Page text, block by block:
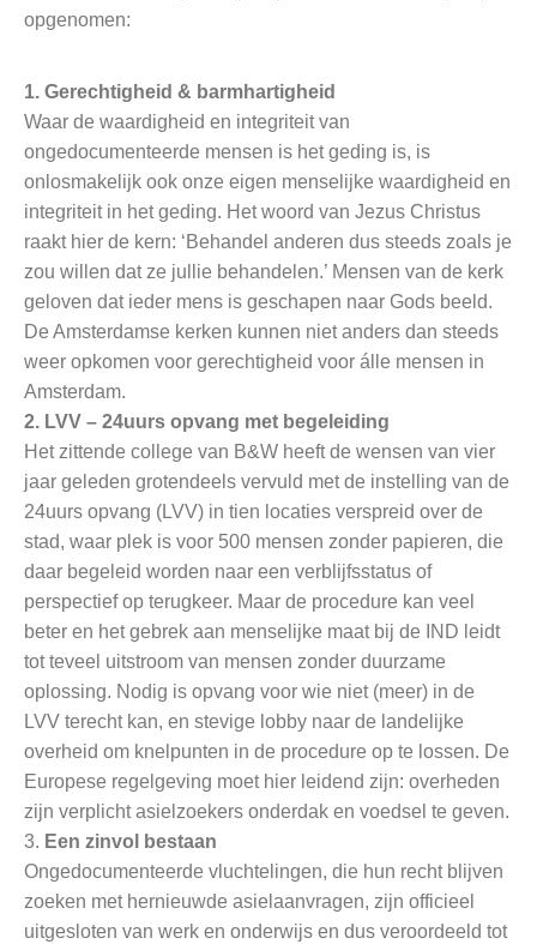
opgenomen:
1. Gerechtigheid & barmhartigheid
Waar de waardigheid en integriteit van
ongedocumenteerde mensen is het geding is, is
onlosmakelijk ook onze eigen menselijke waardigheid en
integriteit in het geding. Het woord van Jezus Christus
raakt hier de kern: ‘Behandel anderen dus steeds zoals je
zou willen dat ze jullie behandelen.’ Mensen van de kerk
geloven dat ieder mens is geschapen naar Gods beeld.
De Amsterdamse kerken kunnen niet anders dan steeds
weer opkomen voor gerechtigheid voor álle mensen in
Amsterdam.
2. LVV – 24uurs opvang met begeleiding
Het zittende college van B&W heeft de wensen van vier
jaar geleden grotendeels vervuld met de instelling van de
24uurs opvang (LVV) in tien locaties verspreid over de
stad, waar plek is voor 500 mensen zonder papieren, die
daar begeleid worden naar een verblijfsstatus of
perspectief op terugkeer. Maar de procedure kan veel
beter en het gebrek aan menselijke maat bij de IND leidt
tot teveel uitstroom van mensen zonder duurzame
oplossing. Nodig is opvang voor wie niet (meer) in de
LVV terecht kan, en stevige lobby naar de landelijke
overheid om knelpunten in de procedure op te lossen. De
Europese regelgeving moet hier leidend zijn: overheden
zijn verplicht asielzoekers onderdak en voedsel te geven.
3. Een zinvol bestaan
Ongedocumenteerde vluchtelingen, die hun recht blijven
zoeken met hernieuwde asielaanvragen, zijn officieel
uitgesloten van werk en onderwijs en dus veroordeeld tot